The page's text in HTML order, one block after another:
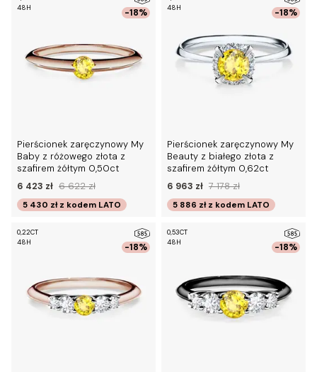
-18%
48H
Pierścionek zaręczynowy My
Baby z różowego złota z
szafirem żółtym 0,50ct
6 423 zł 6 622 zł
5 430 zł z kodem LATO
-18%
48H
Pierścionek zaręczynowy My
Beauty z białego złota z
szafirem żółtym 0,62ct
6 963 zł 7 178 zł
5 886 zł z kodem LATO
-18%
0,22CT
48H
-18%
0,53CT
48H